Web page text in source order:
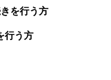
を行う方
行う方